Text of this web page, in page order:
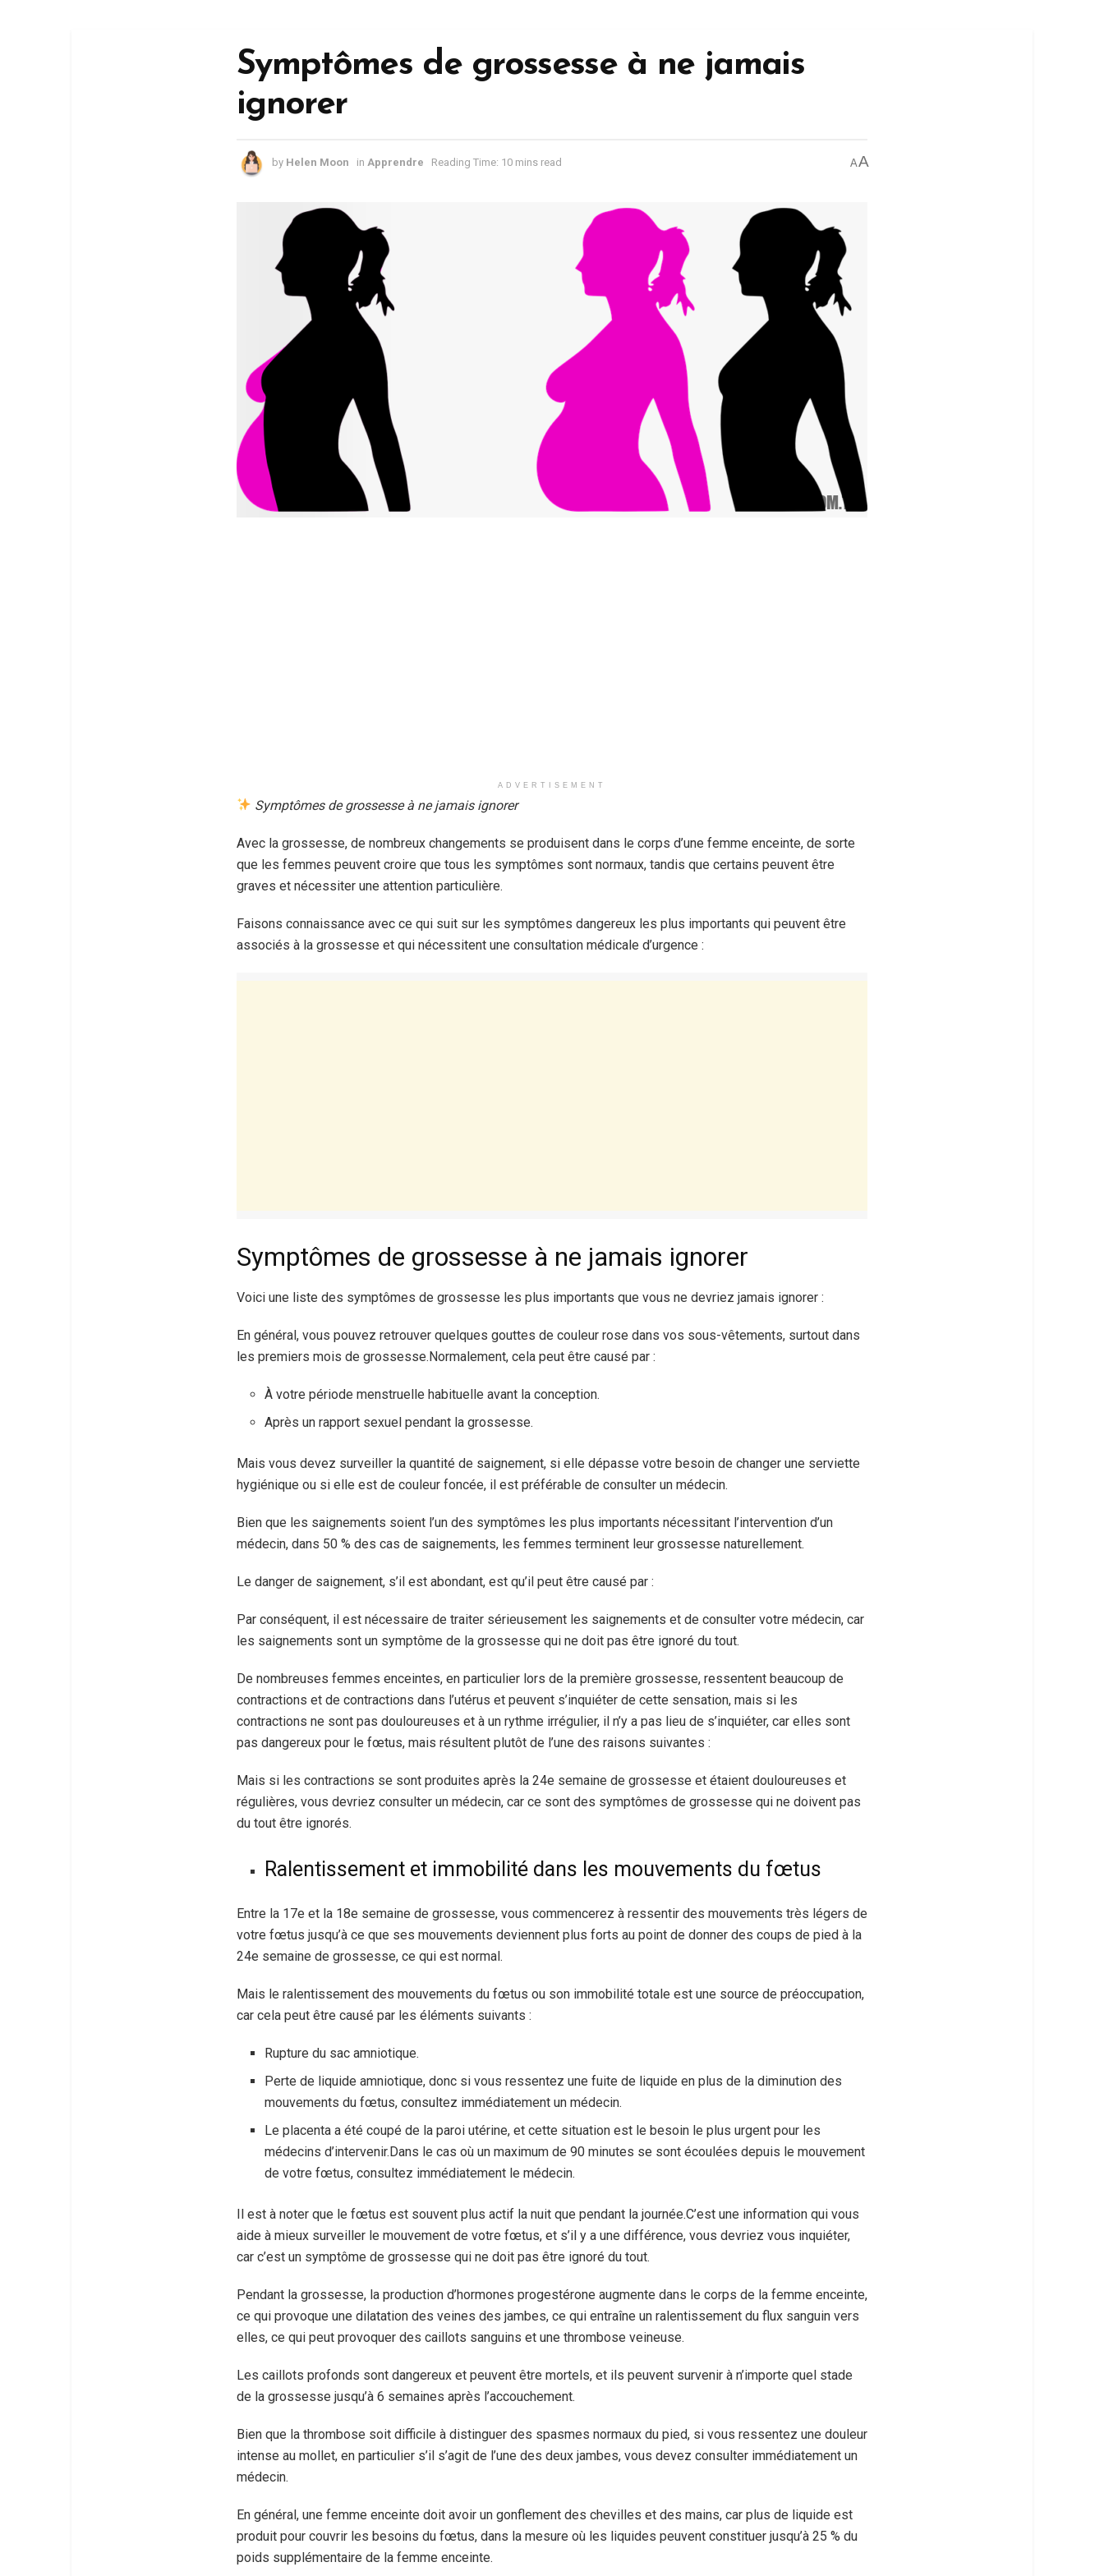
Symptômes de grossesse à ne jamais
ignorer
by Helen Moon in Apprendre Reading Time: 10 mins read AA
ADVERTISEMENT
Symptômes de grossesse à ne jamais ignorer
Avec la grossesse, de nombreux changements se produisent dans le corps d’une femme enceinte, de sorte
que les femmes peuvent croire que tous les symptômes sont normaux, tandis que certains peuvent être
graves et nécessiter une attention particulière.
Faisons connaissance avec ce qui suit sur les symptômes dangereux les plus importants qui peuvent être
associés à la grossesse et qui nécessitent une consultation médicale d’urgence :
Symptômes de grossesse à ne jamais ignorer
Voici une liste des symptômes de grossesse les plus importants que vous ne devriez jamais ignorer :
En général, vous pouvez retrouver quelques gouttes de couleur rose dans vos sous-vêtements, surtout dans
les premiers mois de grossesse.Normalement, cela peut être causé par :
À votre période menstruelle habituelle avant la conception.
Après un rapport sexuel pendant la grossesse.
Mais vous devez surveiller la quantité de saignement, si elle dépasse votre besoin de changer une serviette
hygiénique ou si elle est de couleur foncée, il est préférable de consulter un médecin.
Bien que les saignements soient l’un des symptômes les plus importants nécessitant l’intervention d’un
médecin, dans 50 % des cas de saignements, les femmes terminent leur grossesse naturellement.
Le danger de saignement, s’il est abondant, est qu’il peut être causé par :
Par conséquent, il est nécessaire de traiter sérieusement les saignements et de consulter votre médecin, car
les saignements sont un symptôme de la grossesse qui ne doit pas être ignoré du tout.
De nombreuses femmes enceintes, en particulier lors de la première grossesse, ressentent beaucoup de
contractions et de contractions dans l’utérus et peuvent s’inquiéter de cette sensation, mais si les
contractions ne sont pas douloureuses et à un rythme irrégulier, il n’y a pas lieu de s’inquiéter, car elles sont
pas dangereux pour le fœtus, mais résultent plutôt de l’une des raisons suivantes :
Mais si les contractions se sont produites après la 24e semaine de grossesse et étaient douloureuses et
régulières, vous devriez consulter un médecin, car ce sont des symptômes de grossesse qui ne doivent pas
du tout être ignorés.
Ralentissement et immobilité dans les mouvements du fœtus
Entre la 17e et la 18e semaine de grossesse, vous commencerez à ressentir des mouvements très légers de
votre fœtus jusqu’à ce que ses mouvements deviennent plus forts au point de donner des coups de pied à la
24e semaine de grossesse, ce qui est normal.
Mais le ralentissement des mouvements du fœtus ou son immobilité totale est une source de préoccupation,
car cela peut être causé par les éléments suivants :
Rupture du sac amniotique.
Perte de liquide amniotique, donc si vous ressentez une fuite de liquide en plus de la diminution des
mouvements du fœtus, consultez immédiatement un médecin.
Le placenta a été coupé de la paroi utérine, et cette situation est le besoin le plus urgent pour les
médecins d’intervenir.Dans le cas où un maximum de 90 minutes se sont écoulées depuis le mouvement
de votre fœtus, consultez immédiatement le médecin.
Il est à noter que le fœtus est souvent plus actif la nuit que pendant la journée.C’est une information qui vous
aide à mieux surveiller le mouvement de votre fœtus, et s’il y a une différence, vous devriez vous inquiéter,
car c’est un symptôme de grossesse qui ne doit pas être ignoré du tout.
Pendant la grossesse, la production d’hormones progestérone augmente dans le corps de la femme enceinte,
ce qui provoque une dilatation des veines des jambes, ce qui entraîne un ralentissement du flux sanguin vers
elles, ce qui peut provoquer des caillots sanguins et une thrombose veineuse.
Les caillots profonds sont dangereux et peuvent être mortels, et ils peuvent survenir à n’importe quel stade
de la grossesse jusqu’à 6 semaines après l’accouchement.
Bien que la thrombose soit difficile à distinguer des spasmes normaux du pied, si vous ressentez une douleur
intense au mollet, en particulier s’il s’agit de l’une des deux jambes, vous devez consulter immédiatement un
médecin.
En général, une femme enceinte doit avoir un gonflement des chevilles et des mains, car plus de liquide est
produit pour couvrir les besoins du fœtus, dans la mesure où les liquides peuvent constituer jusqu’à 25 % du
poids supplémentaire de la femme enceinte.